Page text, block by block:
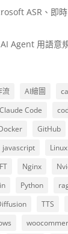
ASR、即時
Agent 用語意
流 AI繪圖
Claude Code
GitHub
javascript Linux
Nginx
Python
TTS